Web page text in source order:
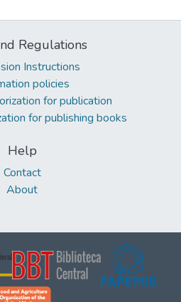
Regulations
Instructions
policies
for publication
for publishing books
Help
Contact
About